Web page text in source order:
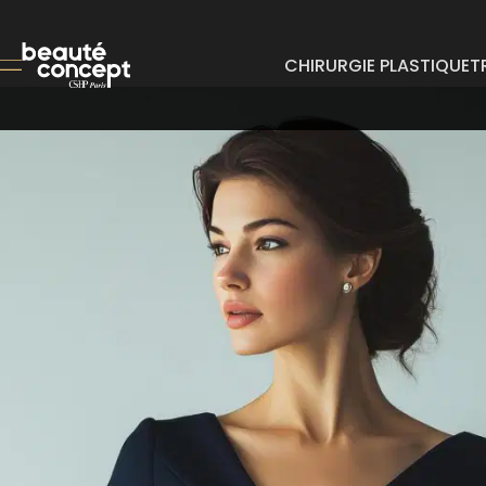
CHIRURGIE PLASTIQUE